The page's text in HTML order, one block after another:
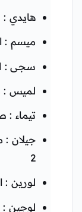
هايدي :
ميسم :
سجى :
لميس :
تيماء :
جيلان
2
لورين :
لوجين :